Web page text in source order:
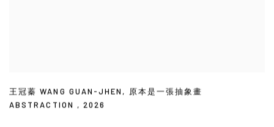
王冠蓁 WANG GUAN-JHEN , 原本是一張抽象畫
ABSTRACTION ,2026